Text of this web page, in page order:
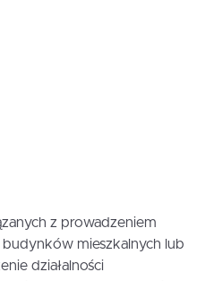
z prowadzeniem
budynków mieszkalnych lub
działalności